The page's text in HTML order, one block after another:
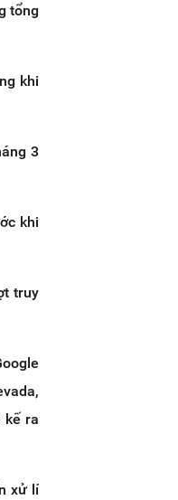
tổng
khi
3
khi
truy
kế ra
xử lí